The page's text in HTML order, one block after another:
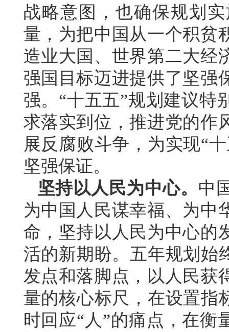
战略意图，也确保规划
量，为把中国从一个积贫
造业大国、世界第二大经
强国目标迈进提供了坚强
强。“十五五”规划建议特
求落实到位，推进党的作
展反腐败斗争，为实现“
坚强保证。
坚持以人民为中心。 中
为中国人民谋幸福、为中
命，坚持以人民为中心的
活的新期盼。五年规划始
发点和落脚点，以人民获
量的核心标尺，在设置指
时回应“人”的痛点，在衡